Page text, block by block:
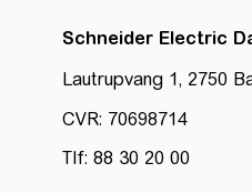
Schneider Electric
Lautrupvang 1, 2750
CVR: 70698714
Tlf: 88 30 20 00